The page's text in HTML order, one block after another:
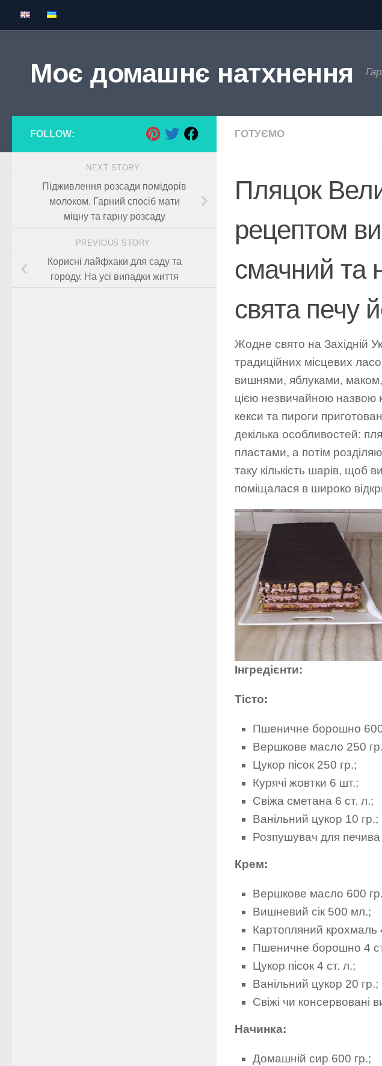
Skip to content
Моє домашнє натхнення
ГОТУЄМО
Пляцок
рецептом
смачний та
свята печу
Жодне свято на Західній
традиційних місцевих
вишнями, яблуками,
цією незвичайною назвою
кекси та пироги
декілька особливостей:
пластами, а потім
таку кількість шарів, щоб
поміщалася в широко
Інгредієнти:
Тісто:
Пшеничне борошно
Вершкове масло 250
Цукор пісок 250 гр.;
Курячі жовтки 6 шт.;
Свіжа сметана 6 ст. л.;
Ванільний цукор 10 гр.;
Розпушувач для печива
Крем:
Вершкове масло 600
Вишневий сік 500 мл.;
Картопляний крохмаль
Пшеничне борошно 4
Цукор пісок 4 ст. л.;
Ванільний цукор 20 гр.;
Свіжі чи консервовані
Начинка:
Домашній сир 600 гр.;
FOLLOW:
NEXT STORY
Підживлення розсади помідорів
молоком. Гарний спосіб мати
міцну та гарну розсаду
PREVIOUS STORY
Корисні лайфхаки для саду та
городу. На усі випадки життя